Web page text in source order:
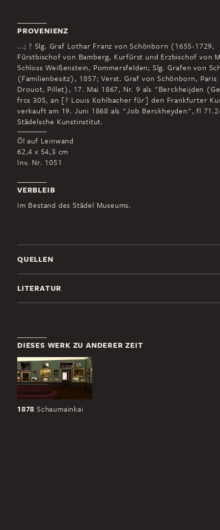
PROVENIENZ
...; ? Slg. Graf Lothar Franz von Schönborn (1655-1729,
Fürstbischof von Bamberg, Kurfürst und Erzbischof von
Schloss Weißenstein, Pommersfelden; Slg. Grafen von
(Familienbesitz), 1857; Verst. Graf von Schönborn,
Drouot, Pillet), 17. Mai 1867, Nr. 9 als "Berckheijden
frcs 305, an [? Louis Kohlbacher für] den Frankfurter
verkauft am 19. Juni 1868 als "Job Berckheyden", fl
Städelsche Kunstinstitut.
Öl auf Leinwand
62,4 x 54,3 cm
Inv. Nr. 1051
VERBLEIB
Im Bestand des Städel Museums.
QUELLEN
LITERATUR
DIESES WERK ZU ANDERER ZEIT
1878 Schaumainkai